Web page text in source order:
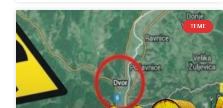
TEME